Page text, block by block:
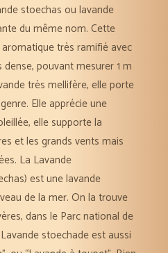
stoechas ou lavande
du même nom. Cette
très ramifié avec
pouvant mesurer 1 m
très mellifère, elle porte
Elle apprécie une
elle supporte la
et les grands vents mais
La Lavande
est une lavande
de la mer. On la trouve
dans le Parc national de
stoechade est aussi